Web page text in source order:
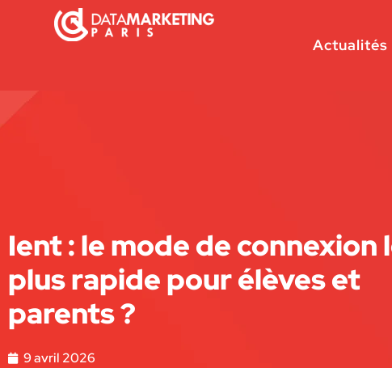
Actualités
Ient : le mode de connexion
plus rapide pour élèves et
parents ?
9 avril 2026